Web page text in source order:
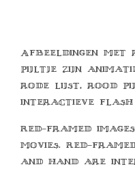
Afbeeldingen
pijltje zijn
rode lijst, rood
interactieve flash
Red-framed
movies. Red-
and hand are